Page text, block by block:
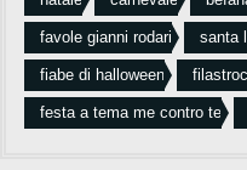
favole gianni rodari santa
fiabe di halloween
festa a tema me contro te